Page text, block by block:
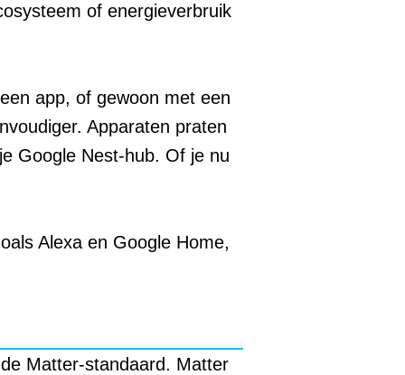
of energieverbruik
app, of gewoon met een
Apparaten praten
Google Nest-hub. Of je nu
Alexa en Google Home,
Matter-standaard. Matter